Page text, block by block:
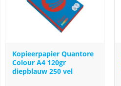
Kopieerpapier Quantore
Colour A4 120gr
diepblauw 250 vel